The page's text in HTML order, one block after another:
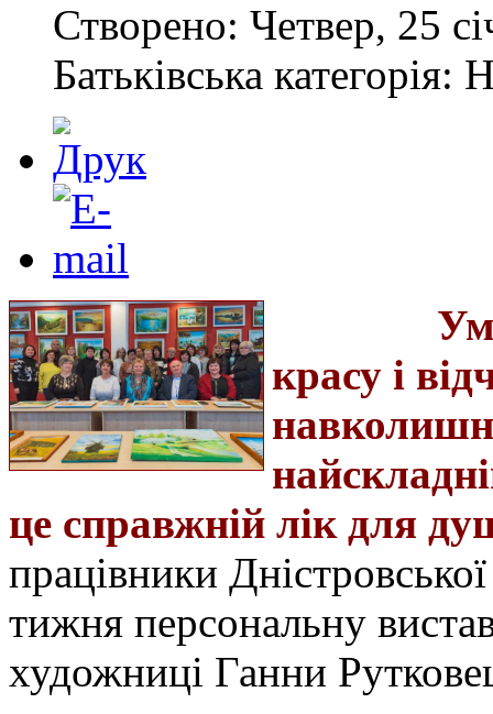
Створено: Четвер, 25
Батьківська категорія:
красу і
це справжній лік для
працівники
тижня персональну
художниці Ганни